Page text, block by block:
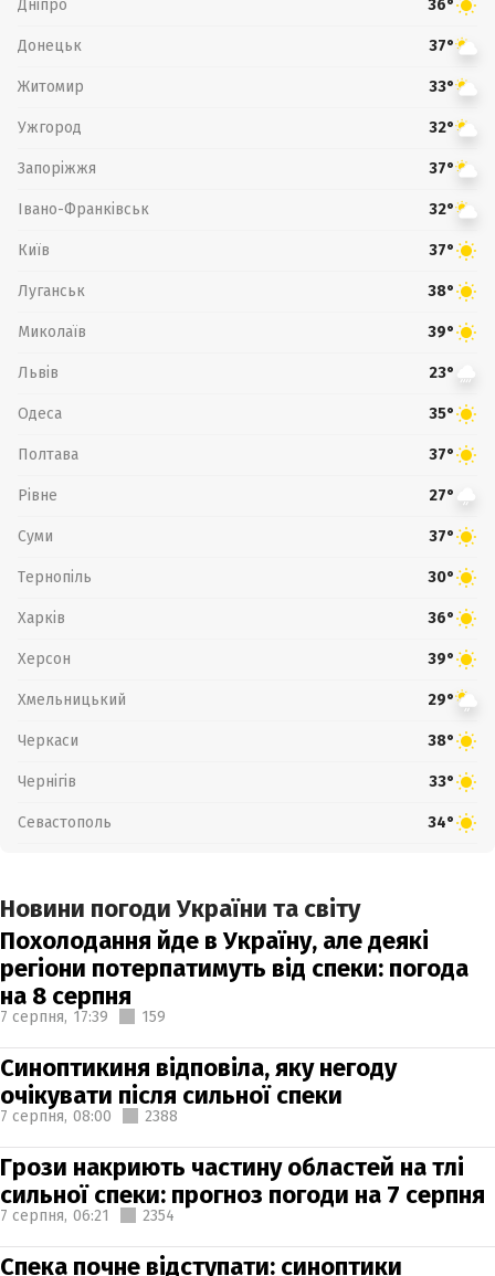
Дніпро 36°
Донецьк 37°
Житомир 33°
Ужгород 32°
Запоріжжя 37°
Івано-Франківськ 32°
Київ 37°
Луганськ 38°
Миколаїв 39°
Львів 23°
Одеса 35°
Полтава 37°
Рівне 27°
Суми 37°
Тернопіль 30°
Харків 36°
Херсон 39°
Хмельницький 29°
Черкаси 38°
Чернігів 33°
Севастополь 34°
Новини погоди України та світу
Похолодання йде в Україну, але деякі
регіони потерпатимуть від спеки: погода
на 8 серпня
7 серпня, 17:39 159
Синоптикиня відповіла, яку негоду
очікувати після сильної спеки
7 серпня, 08:00 2388
Грози накриють частину областей на тлі
сильної спеки: прогноз погоди на 7 серпня
7 серпня, 06:21 2354
Спека почне відступати: синоптики